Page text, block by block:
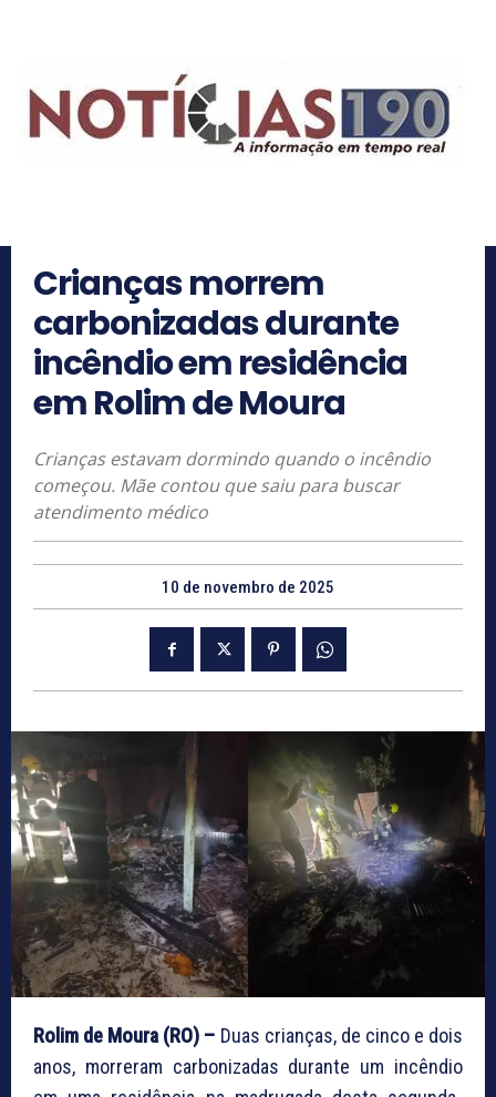
Crianças morrem
carbonizadas durante
incêndio em residência
em Rolim de Moura
Crianças estavam dormindo quando o incêndio
começou. Mãe contou que saiu para buscar
atendimento médico
10 de novembro de 2025
Rolim de Moura (RO) – Duas crianças, de cinco e dois
anos, morreram carbonizadas durante um incêndio